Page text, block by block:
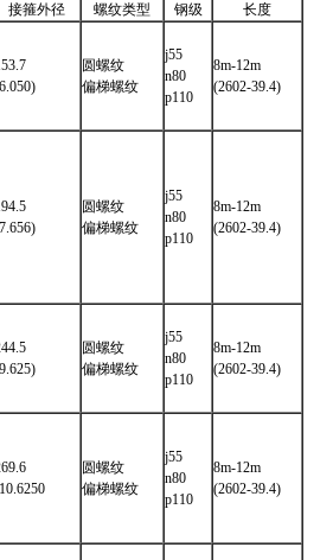
接箍外径 螺纹类型 钢级 长度
圆螺纹
偏梯螺纹
j55
n80
p110
8m-12m
(2602-39.4)
圆螺纹
偏梯螺纹
j55
n80
p110
8m-12m
(2602-39.4)
圆螺纹
偏梯螺纹
j55
n80
p110
8m-12m
(2602-39.4)
圆螺纹
偏梯螺纹
j55
n80
p110
8m-12m
(2602-39.4)